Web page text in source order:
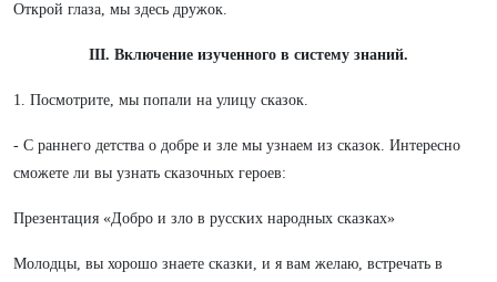
Открой глаза, мы здесь дружок.
III. Включение изученного в систему знаний.
1. Посмотрите, мы попали на улицу сказок.
- С раннего детства о добре и зле мы узнаем из сказок. Интересно
сможете ли вы узнать сказочных героев:
Презентация «Добро и зло в русских народных сказках»
Молодцы, вы хорошо знаете сказки, и я вам желаю, встречать в